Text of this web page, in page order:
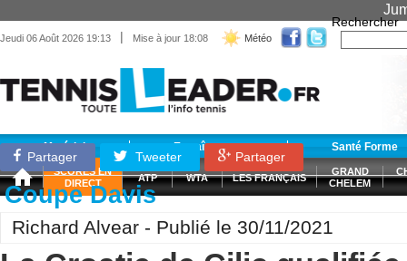
Jeudi 06 Août 2026 19:13 | Mise à jour 18:08 Météo
Rechercher
Matériel Entraînement Santé Forme
SCORES EN
DIRECT
ATP WTA LES FRANÇAIS
GRAND
CHELEM
Partager Tweeter Partager
Coupe Davis
Richard Alvear - Publié le 30/11/2021